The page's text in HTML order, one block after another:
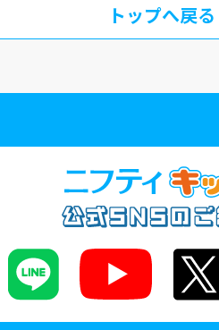
トップへ戻る